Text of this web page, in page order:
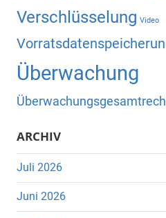
Verschlüsselung Video
Überwachung
ARCHIV
Juli 2026
Juni 2026